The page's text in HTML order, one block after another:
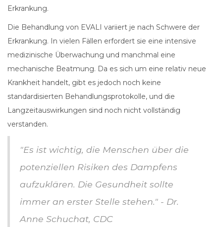
Erkrankung.
Die Behandlung von EVALI variiert je nach Schwere der
Erkrankung. In vielen Fällen erfordert sie eine intensive
medizinische Überwachung und manchmal eine
mechanische Beatmung. Da es sich um eine relativ neue
Krankheit handelt, gibt es jedoch noch keine
standardisierten Behandlungsprotokolle, und die
Langzeitauswirkungen sind noch nicht vollständig
verstanden.
"Es ist wichtig, die Menschen über die
potenziellen Risiken des Dampfens
aufzuklären. Die Gesundheit sollte
immer an erster Stelle stehen." - Dr.
Anne Schuchat, CDC